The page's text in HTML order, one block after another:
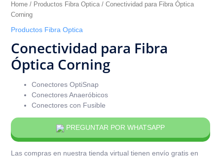
Home/ Productos Fibra Optica/ Conectividad para Fibra Óptica
Corning
Productos Fibra Optica
Conectividad para Fibra
Óptica Corning
Conectores OptiSnap
Conectores Anaeróbicos
Conectores con Fusible
PREGUNTAR POR WHATSAPP
Las compras en nuestra tienda virtual tienen envío gratis en